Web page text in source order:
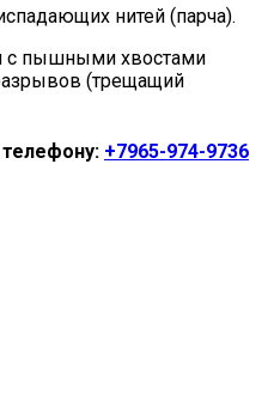
нитей (парча).
с пышными хвостами
(трещащий
+7965-974-9736